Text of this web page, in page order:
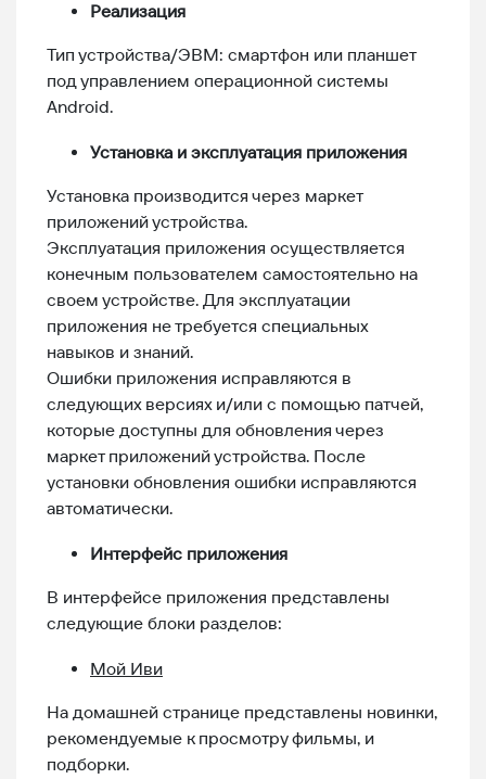
Реализация
Тип устройства/ЭВМ: смартфон или планшет
под управлением операционной системы
Android.
Установка и эксплуатация приложения
Установка производится через маркет
приложений устройства.
Эксплуатация приложения осуществляется
конечным пользователем самостоятельно на
своем устройстве. Для эксплуатации
приложения не требуется специальных
навыков и знаний.
Ошибки приложения исправляются в
следующих версиях и/или с помощью патчей,
которые доступны для обновления через
маркет приложений устройства. После
установки обновления ошибки исправляются
автоматически.
Интерфейс приложения
В интерфейсе приложения представлены
следующие блоки разделов:
Мой Иви
На домашней странице представлены новинки,
рекомендуемые к просмотру фильмы, и
подборки.